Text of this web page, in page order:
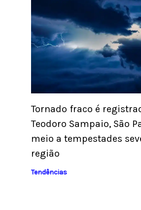
Tornado fraco é
Teodoro Sampaio, São
meio a tempestades
região
Tendências